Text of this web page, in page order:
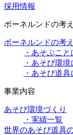
採用情報
ボーネルンドの考え
ボーネルンドの考え
・あそぶこ
・あそび環
・あそび道
事業内容
あそび環境づくり
・実績一覧
世界のあそび道具